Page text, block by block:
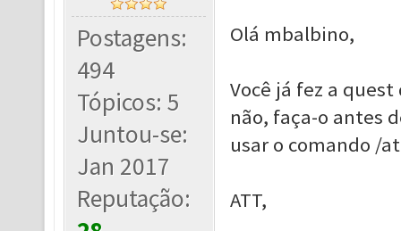
Postagens:
494
Tópicos: 5
Juntou-se:
Jan 2017
Reputação:
Olá mbalbino,
Você já fez a
não, faça-o antes
usar o comando /
ATT,